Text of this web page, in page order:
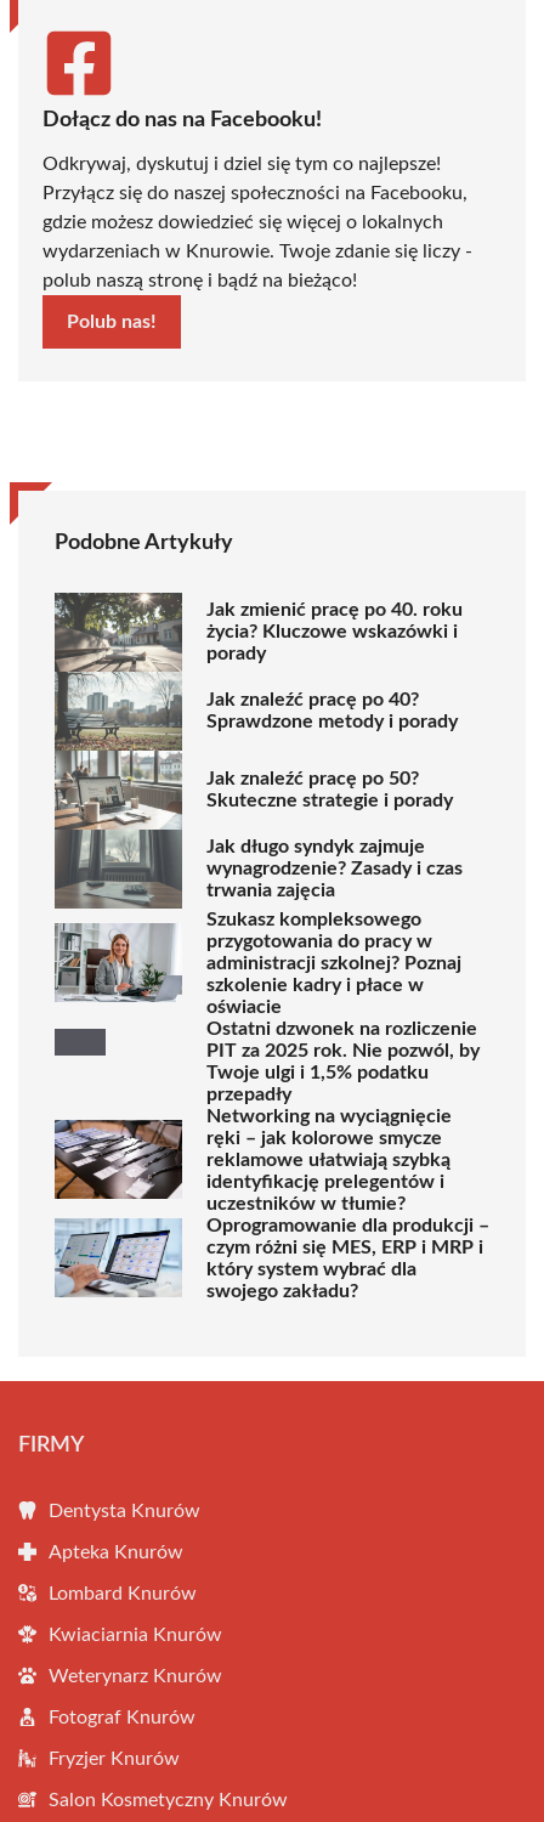
Dołącz do nas na Facebooku!
Odkrywaj, dyskutuj i dziel się tym co najlepsze!
Przyłącz się do naszej społeczności na Facebooku,
gdzie możesz dowiedzieć się więcej o lokalnych
wydarzeniach w Knurowie. Twoje zdanie się liczy -
polub naszą stronę i bądź na bieżąco!
Polub nas!
Podobne Artykuły
Jak zmienić pracę po 40. roku
życia? Kluczowe wskazówki i
porady
Jak znaleźć pracę po 40?
Sprawdzone metody i porady
Jak znaleźć pracę po 50?
Skuteczne strategie i porady
Jak długo syndyk zajmuje
wynagrodzenie? Zasady i czas
trwania zajęcia
Szukasz kompleksowego
przygotowania do pracy w
administracji szkolnej? Poznaj
szkolenie kadry i płace w
oświacie
Ostatni dzwonek na rozliczenie
PIT za 2025 rok. Nie pozwól, by
Twoje ulgi i 1,5% podatku
przepadły
Networking na wyciągnięcie
ręki – jak kolorowe smycze
reklamowe ułatwiają szybką
identyfikację prelegentów i
uczestników w tłumie?
Oprogramowanie dla produkcji –
czym różni się MES, ERP i MRP i
który system wybrać dla
swojego zakładu?
FIRMY
Dentysta Knurów
Apteka Knurów
Lombard Knurów
Kwiaciarnia Knurów
Weterynarz Knurów
Fotograf Knurów
Fryzjer Knurów
Salon Kosmetyczny Knurów